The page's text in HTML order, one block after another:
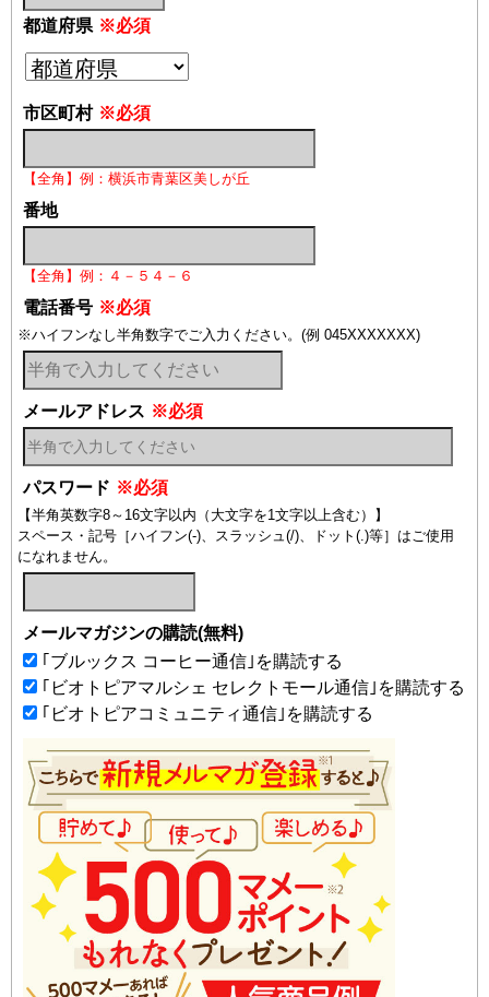
都道府県 ※必須
市区町村 ※必須
【全角】例：横浜市青葉区美しが丘
番地
【全角】例：４－５４－６
電話番号 ※必須
※ハイフンなし半角数字でご入力ください。(例 045XXXXXXX)
メールアドレス ※必須
パスワード ※必須
【半角英数字8～16文字以内（大文字を1文字以上含む）】
スペース・記号［ハイフン(-)、スラッシュ(/)、ドット(.)等］はご使用
になれません。
メールマガジンの購読(無料)
｢ブルックス コーヒー通信｣を購読する
｢ビオトピアマルシェ セレクトモール通信｣を購読する
｢ビオトピアコミュニティ通信｣を購読する